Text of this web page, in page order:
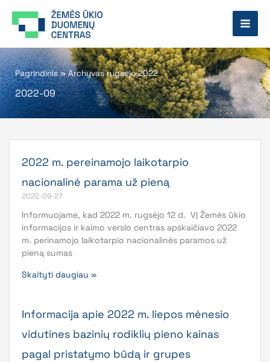
prie
Pagrindinis»Archyvas rugsėjo 2022
2022-09
2022 m. pereinamojo laikotarpio
nacionalinė parama už pieną
2022-09-27
Informuojame, kad 2022 m. rugsėjo 12 d. VĮ Žemės ūkio
informacijos ir kaimo verslo centras apskaičiavo 2022
m. perinamojo laikotarpio nacionalinės paramos už
pieną sumas
Skaityti daugiau »
Informacija apie 2022 m. liepos mėnesio
vidutines bazinių rodiklių pieno kainas
pagal pristatymo būdą ir grupes